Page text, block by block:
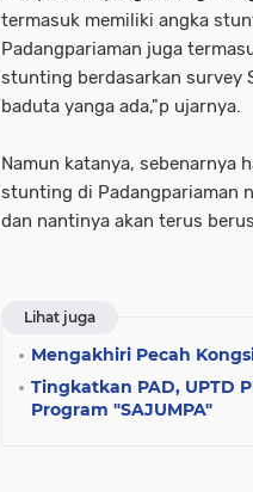
termasuk memiliki angka
Padangpariaman juga
stunting berdasarkan survey
baduta yanga ada,"p ujarnya.
Namun katanya, sebenarnya
stunting di Padangpariaman
dan nantinya akan terus
Lihat juga
Mengakhiri Pecah
Tingkatkan PAD, UPTD
Program "SAJUMPA"